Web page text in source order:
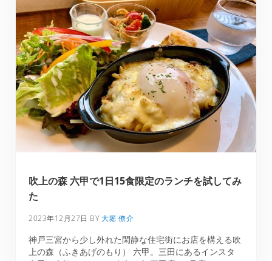
吹上の森 六甲で1日15食限定のランチを試してみ
た
2023年12月27日 BY 大堀 僚介
神戸三宮から少し外れた閑静な住宅街にお店を構える吹
上の森（ふきあげのもり） 六甲。三田にあるインスタ